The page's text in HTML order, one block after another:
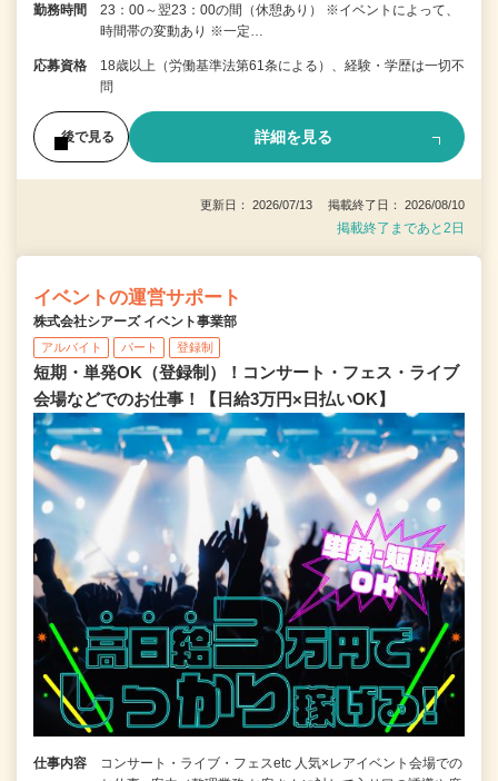
勤務時間
23：00～翌23：00の間（休憩あり） ※イベントによって、
時間帯の変動あり ※一定…
応募資格
18歳以上（労働基準法第61条による）、経験・学歴は一切不
問
後で見る 詳細を見る
更新日： 2026/07/13 掲載終了日： 2026/08/10
掲載終了まであと2日
イベントの運営サポート
株式会社シアーズ イベント事業部
アルバイト パート 登録制
短期・単発OK（登録制）！コンサート・フェス・ライブ
会場などでのお仕事！【日給3万円×日払いOK】
仕事内容
コンサート・ライブ・フェスetc 人気×レアイベント会場での